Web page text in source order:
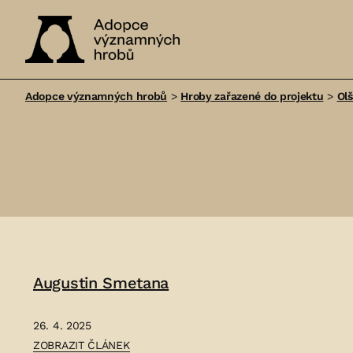
významných
Adopce významných hrobů > Hroby zařazené do projektu >
Augustin Smetana
26. 4. 2025
ČLÁNEK:
ZOBRAZIT ČLÁNEK